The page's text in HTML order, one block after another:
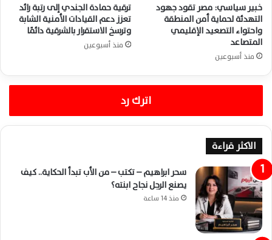
خبير سياسي: مصر تقود جهود
التهدئة لحماية أمن المنطقة
واحتواء التصعيد الإقليمي
المتصاعد
منذ أسبوعين
ترقية حمادة الجندي إلى رتبة رائد
تعزز دعم القيادات الأمنية الشابة
وترسخ الاستقرار بالشرقية دائمًا
منذ أسبوعين
اترك رد
الاكثر قراءة
سحر ابراهيم – تكتب – من الأب تبدأ الحكاية.. كيف
يصنع الرجل نجاح ابنته؟
منذ 14 ساعة